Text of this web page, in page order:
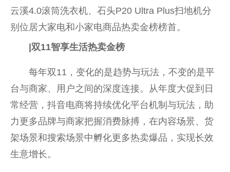
云溪4.0滚筒洗衣机、石头P20 Ultra Plus扫地机分
别位居大家电和小家电商品热卖金榜榜首。
双11智享生活热卖金榜
每年双11，变化的是趋势与玩法，不变的是平
台与商家、用户之间的深度连接。从年度大促到日
常经营，抖音电商将持续优化平台机制与玩法，助
力更多品牌与商家把握消费脉搏，在内容场景、货
架场景和搜索场景中孵化更多热卖爆品，实现长效
生意增长。